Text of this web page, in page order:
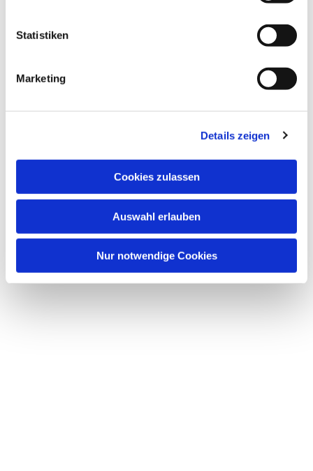
Statistiken
Marketing
Details zeigen
Cookies zulassen
Auswahl erlauben
Nur notwendige Cookies
Dies könnte Sie auch